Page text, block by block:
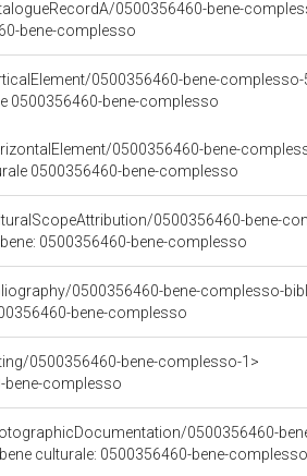
0500356460-bene-
bene-complesso
0500356460-bene-complesso
0500356460-bene-complesso
0500356460-bene-complesso
0500356460-bene-complesso-
bene-complesso
0500356460-bene-complesso-1>
bene-complesso
culturale: 0500356460-bene-complesso